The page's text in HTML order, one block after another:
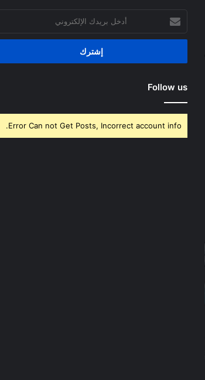
بريدك
الإلكتروني
Follow us
Error Can not Get Posts, Incorrect account info.